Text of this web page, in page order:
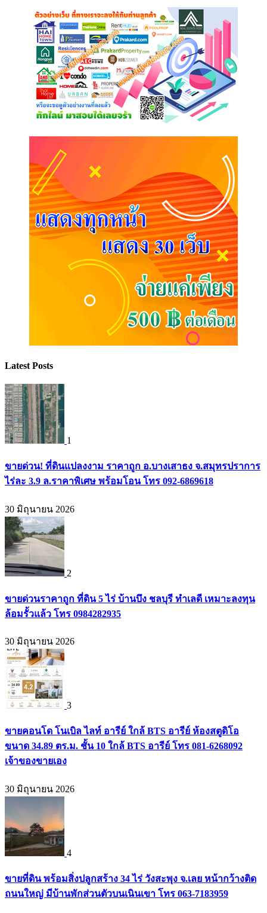
Latest Posts
1
ขายด่วน! ที่ดินแปลงงาม ราคาถูก อ.บางเสาธง จ.สมุทรปราการ
ไร่ละ 3.9 ล.ราคาพิเศษ พร้อมโอน โทร 092-6869618
30 มิถุนายน 2026
2
ขายด่วนราคาถูก ที่ดิน 5 ไร่ บ้านบึง ชลบุรี ทำเลดี เหมาะลงทุน
ล้อมรั้วแล้ว โทร 0984282935
30 มิถุนายน 2026
3
ขายคอนโด โนเบิล ไลท์ อารีย์ ใกล้ BTS อารีย์ ห้องสตูดิโอ
ขนาด 34.89 ตร.ม. ชั้น 10 ใกล้ BTS อารีย์ โทร 081-6268092
เจ้าของขายเอง
30 มิถุนายน 2026
4
ขายที่ดิน พร้อมสิ่งปลูกสร้าง 34 ไร่ วังสะพุง จ.เลย หน้ากว้างติด
ถนนใหญ่ มีบ้านพักส่วนตัวบนเนินเขา โทร 063-7183959